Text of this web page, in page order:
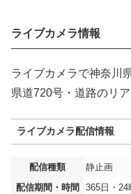
ライブカメラ情報
ライブカメラで神奈川
県道720号・道路のリ
ライブカメラ配信情報
配信種類
静止画
配信期間・時間
365日・24